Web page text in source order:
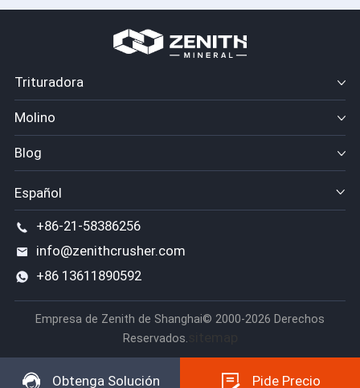
Trituradora
Molino
Blog
+86-21-58386256
info@zenithcrusher.com
+86 13611890592
Español
Empresa de Zenith de Shanghai© 2000-2026 Derechos
Reservados.
Obtenga Solución Pide Precio